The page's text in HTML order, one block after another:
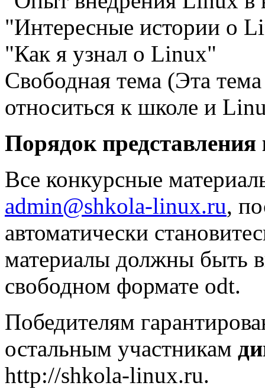
"Интересные истории о
"Как я узнал о Linux"
Свободная тема (Эта
относиться к школе и
Порядок
Все конкурсные
admin@shkola-linux.ru,
автоматически
материалы должны быть
свободном формате odt.
Победителям
остальным участникам
http://shkola-linux.ru.